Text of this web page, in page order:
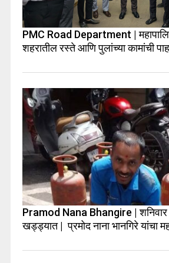
PMC Road Department |
शहरातील रस्ते आणि पुलांच्या कामांची
Pramod Nana Bhangire |
खड्ड्यात | प्रमोद नाना भानगिरे यांचा